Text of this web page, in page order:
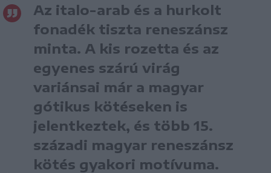
Az italo-arab és a hurkolt
fonadék tiszta reneszánsz
minta. A kis rozetta és az
egyenes szárú virág
variánsai már a magyar
gótikus kötéseken is
jelentkeztek, és több 15.
századi magyar reneszánsz
kötés gyakori motívuma.